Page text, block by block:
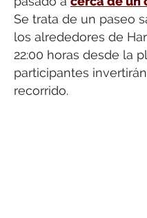
Se trata de un paseo
los alrededores de
22:00 horas desde la
participantes
recorrido.